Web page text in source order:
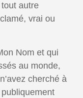
tout autre
vrai ou
Nom et qui
au monde,
cherché à